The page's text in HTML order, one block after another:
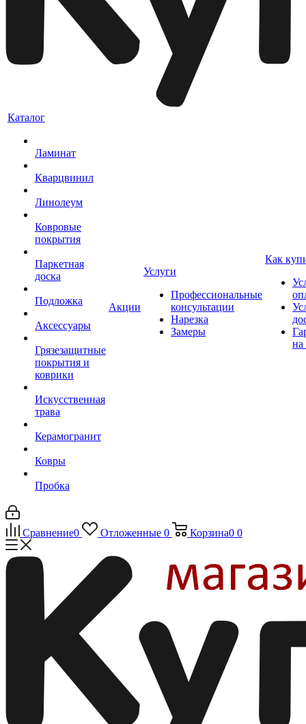
Каталог
Ламинат
Кварцвинил
Линолеум
Ковровые
покрытия
Паркетная
доска
Подложка
Аксессуары
Грязезащитные
покрытия и
коврики
Искусственная
трава
Керамогранит
Ковры
Пробка
Акции
Услуги
Профессиональные
консультации
Нарезка
Замеры
Как
на
Сравнение0 Отложенные 0 Корзина0 0